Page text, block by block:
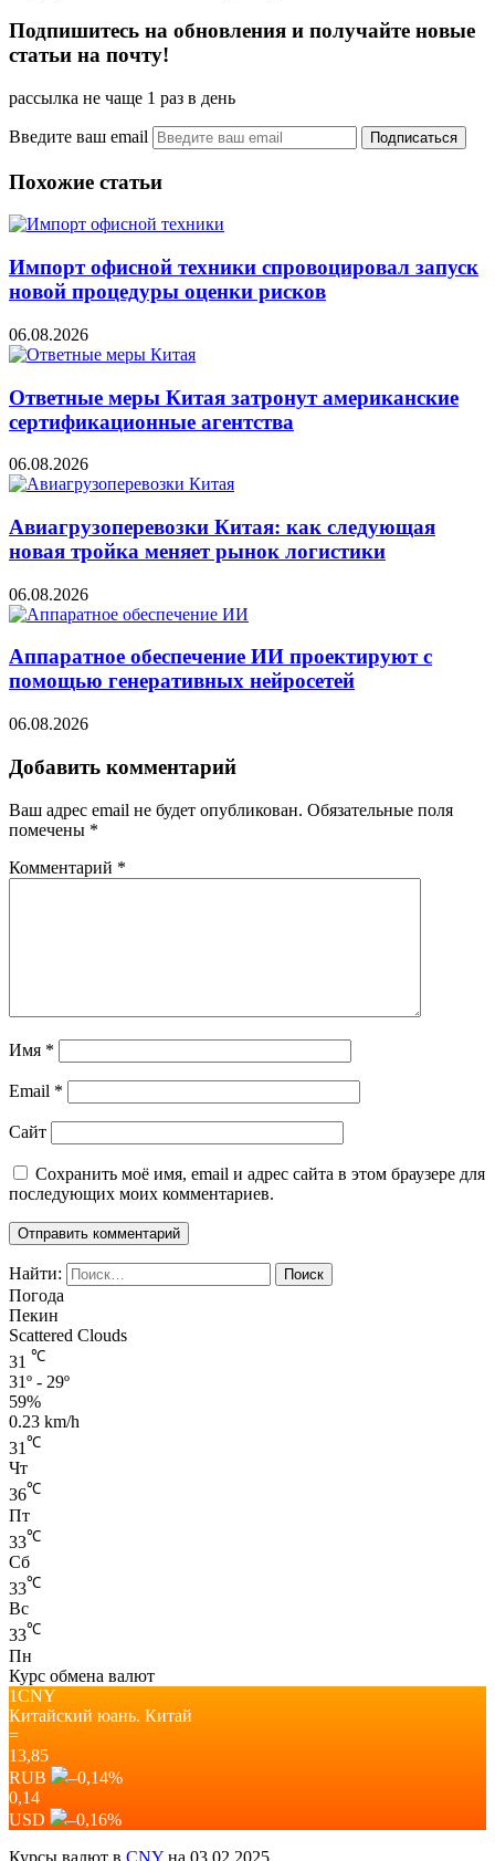
Подпишитесь на обновления и получайте новые
статьи на почту!
рассылка не чаще 1 раз в день
Введите ваш email
Похожие статьи
Импорт офисной техники спровоцировал запуск
новой процедуры оценки рисков
06.08.2026
Ответные меры Китая затронут американские
сертификационные агентства
06.08.2026
Авиагрузоперевозки Китая: как следующая
новая тройка меняет рынок логистики
06.08.2026
Аппаратное обеспечение ИИ проектируют с
помощью генеративных нейросетей
06.08.2026
Добавить комментарий
Ваш адрес email не будет опубликован. Обязательные поля
помечены *
Комментарий *
Имя *
Email *
Сайт
Сохранить моё имя, email и адрес сайта в этом браузере для
последующих моих комментариев.
Найти:
Погода
Пекин
Scattered Clouds
31 ℃
31º - 29º
59%
0.23 km/h
31 ℃
Чт
36℃
Пт
33℃
Сб
33℃
Вс
33℃
Пн
Курс обмена валют
1CNY
Китайский юань. Китай
=
13,85
RUB
–0,14%
0,14
USD
–0,16%
Курсы валют в CNY на 03.02.2025